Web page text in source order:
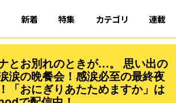
新着 特集 カテゴリ 連載
とお別れのときが…。 思い出の
涙の晩餐会！感涙必至の最終夜
「おにぎりあたためますか」は